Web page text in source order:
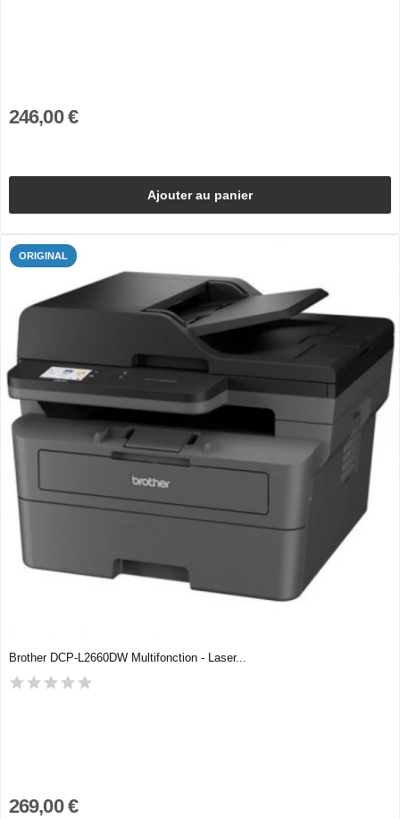
246,00 €
Ajouter au panier
ORIGINAL
Brother DCP-L2660DW Multifonction - Laser...
269,00 €